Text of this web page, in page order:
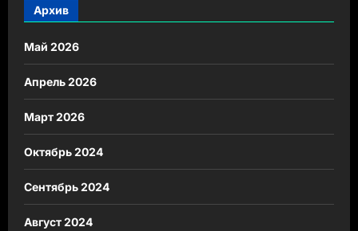
Архив
Май 2026
Апрель 2026
Март 2026
Октябрь 2024
Сентябрь 2024
Август 2024